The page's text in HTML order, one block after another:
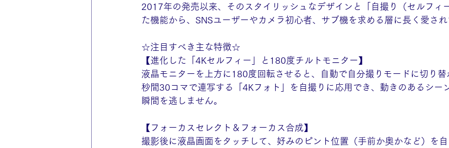
2017年の発売以来、そのスタイリッシュなデザインと「自撮り（セルフィ
た機能から、SNSユーザーやカメラ初心者、サブ機を求める層に長く愛さ
☆注目すべき主な特徴☆
【進化した「4Kセルフィー」と180度チルトモニター】
液晶モニターを上方に180度回転させると、自動で自分撮りモードに切り替
秒間30コマで連写する「4Kフォト」を自撮りに応用でき、動きのあるシー
瞬間を逃しません。
【フォーカスセレクト＆フォーカス合成】
撮影後に液晶画面をタッチして、好みのピント位置（手前か奥かなど）を